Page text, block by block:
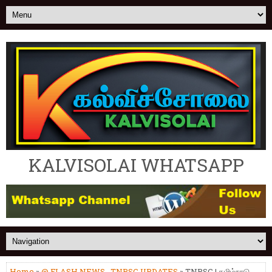
KALVISOLAI WHATSAPP